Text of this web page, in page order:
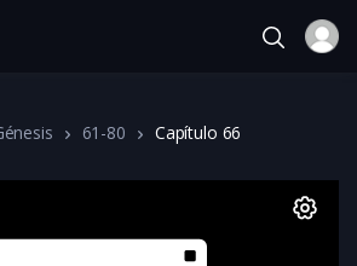
61-80 Capítulo 66